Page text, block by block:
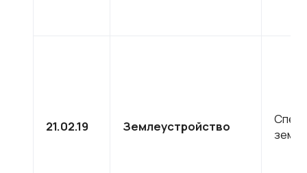
21.02.19 Землеустройство